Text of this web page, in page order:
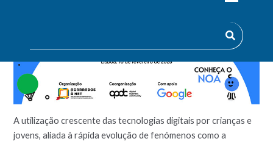
A utilização crescente das tecnologias digitais por crianças e
jovens, aliada à rápida evolução de fenómenos como a